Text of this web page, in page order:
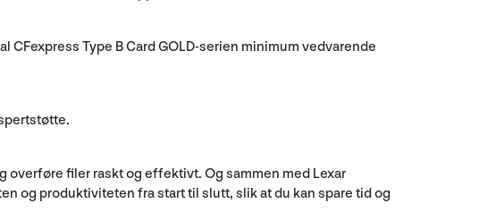
Type B Card GOLD-serien minimum vedvarende
overføre filer raskt og effektivt. Og sammen med Lexar
og produktiviteten fra start til slutt, slik at du kan spare tid og